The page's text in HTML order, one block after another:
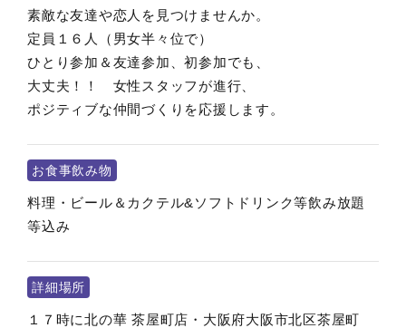
素敵な友達や恋人を見つけませんか。
定員１６人（男女半々位で）
ひとり参加＆友達参加、初参加でも、
大丈夫！！ 女性スタッフが進行、
ポジティブな仲間づくりを応援します。
お食事飲み物
料理・ビール＆カクテル&ソフトドリンク等飲み放題
等込み
詳細場所
１７時に北の華 茶屋町店・大阪府大阪市北区茶屋町